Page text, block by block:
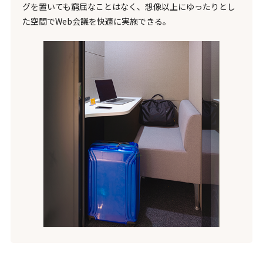
グを置いても窮屈なことはなく、想像以上にゆったりとし
た空間でWeb会議を快適に実施できる。